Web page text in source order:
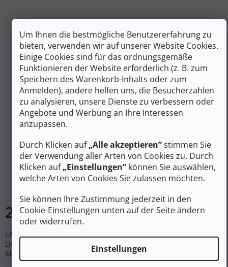
Um Ihnen die bestmögliche Benutzererfahrung zu
bieten, verwenden wir auf unserer Website Cookies.
Einige Cookies sind für das ordnungsgemäße
Funktionieren der Website erforderlich (z. B. zum
Speichern des Warenkorb-Inhalts oder zum
Anmelden), andere helfen uns, die Besucherzahlen
zu analysieren, unsere Dienste zu verbessern oder
Angebote und Werbung an Ihre Interessen
anzupassen.
Durch Klicken auf„Alle akzeptieren”stimmen Sie
der Verwendung aller Arten von Cookies zu. Durch
Klicken auf„Einstellungen” können Sie auswählen,
welche Arten von Cookies Sie zulassen möchten.
Sie können Ihre Zustimmung jederzeit in den
Cookie-Einstellungen unten auf der Seite ändern
oder widerrufen.
Einstellungen
LA SPORTIVA Trekkingsocken MERINO HIKING SOCKS
LIGHTWEIGHT CREW azalea/redwood - rosa
26 € DETAIL
LA SPORTIVA leichte Wandersocken MERINO HIKING SOCKS
LIGHTWEIGHT CREW aus Merinowolle für Tages- und
Mehrtagestouren.